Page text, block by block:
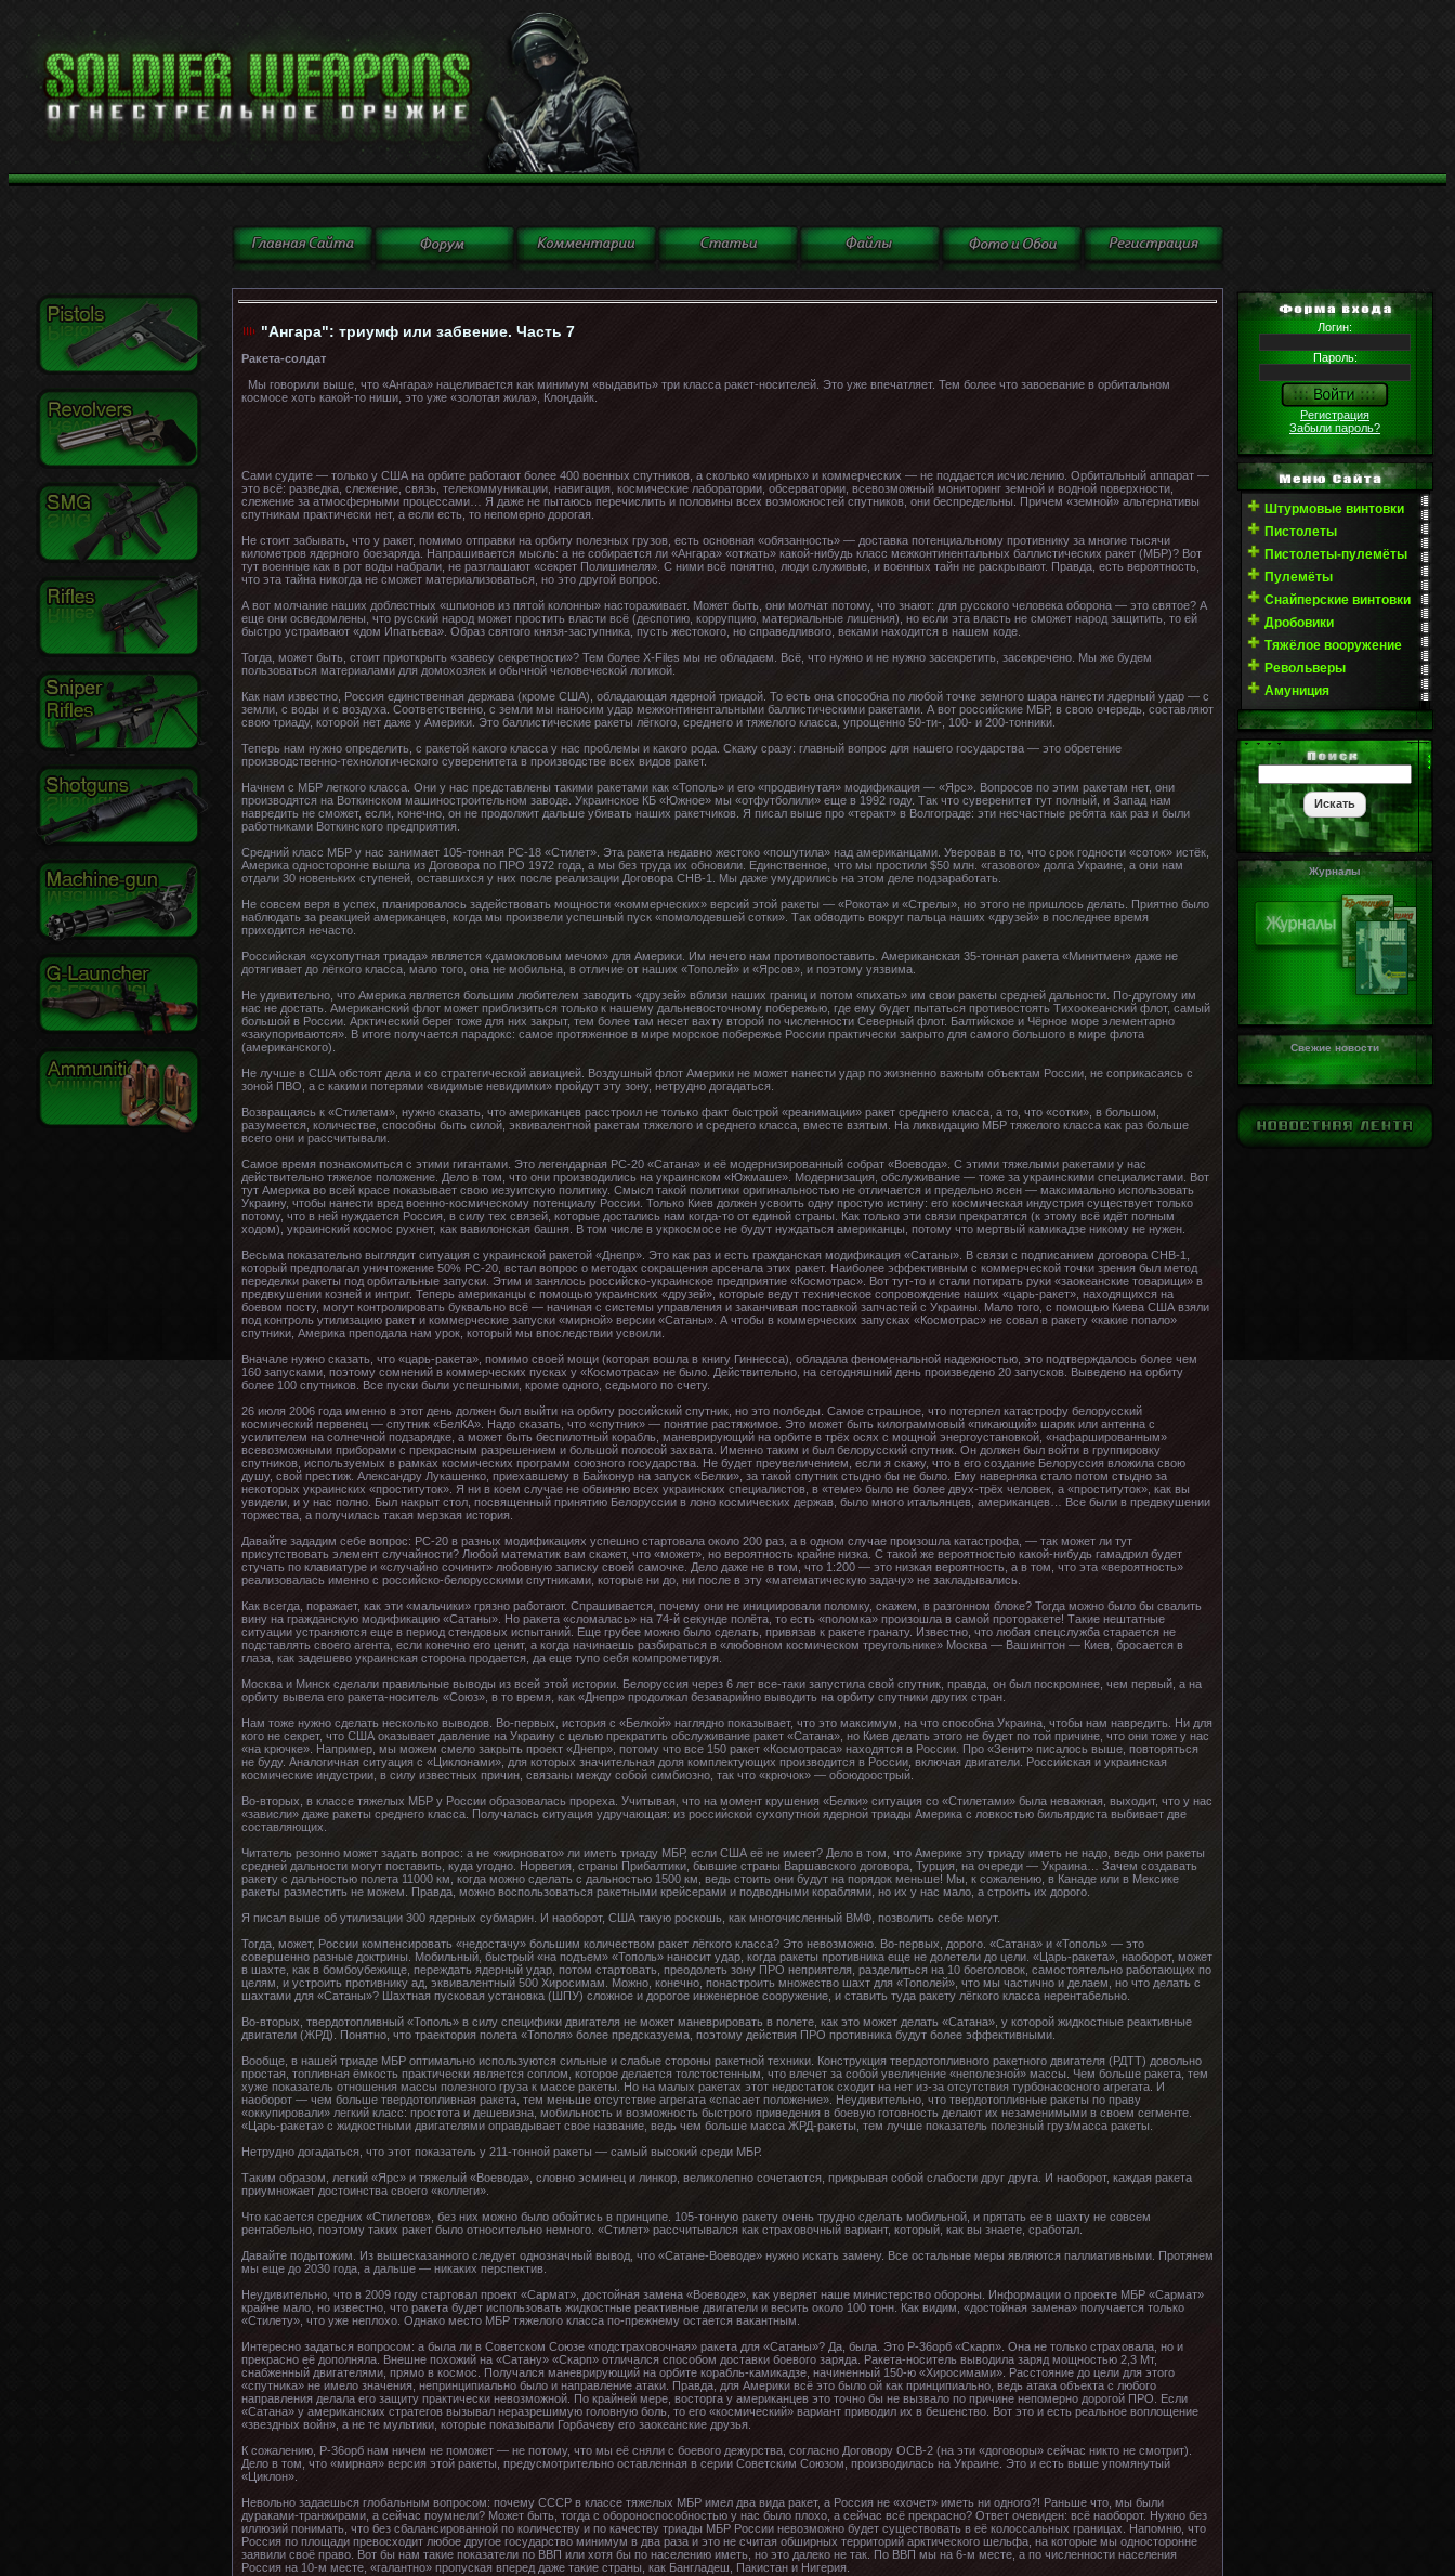
"Ангара": триумф или забвение. Часть 7
Ракета-солдат
Мы говорили выше, что «Ангара» нацеливается как минимум «выдавить» три класса ракет-носителей. Это уже впечатляет. Тем более что завоевание в орбитальном
космосе хоть какой-то ниши, это уже «золотая жила», Клондайк.
Сами судите — только у США на орбите работают более 400 военных спутников, а сколько «мирных» и коммерческих — не поддается исчислению. Орбитальный аппарат —
это всё: разведка, слежение, связь, телекоммуникации, навигация, космические лаборатории, обсерватории, всевозможный мониторинг земной и водной поверхности,
слежение за атмосферными процессами… Я даже не пытаюсь перечислить и половины всех возможностей спутников, они беспредельны. Причем «земной» альтернативы
спутникам практически нет, а если есть, то непомерно дорогая.
Не стоит забывать, что у ракет, помимо отправки на орбиту полезных грузов, есть основная «обязанность» — доставка потенциальному противнику за многие тысячи
километров ядерного боезаряда. Напрашивается мысль: а не собирается ли «Ангара» «отжать» какой-нибудь класс межконтинентальных баллистических ракет (МБР)? Вот
тут военные как в рот воды набрали, не разглашают «секрет Полишинеля». С ними всё понятно, люди служивые, и военных тайн не раскрывают. Правда, есть вероятность,
что эта тайна никогда не сможет материализоваться, но это другой вопрос.
А вот молчание наших доблестных «шпионов из пятой колонны» настораживает. Может быть, они молчат потому, что знают: для русского человека оборона — это святое? А
еще они осведомлены, что русский народ может простить власти всё (деспотию, коррупцию, материальные лишения), но если эта власть не сможет народ защитить, то ей
быстро устраивают «дом Ипатьева». Образ святого князя-заступника, пусть жестокого, но справедливого, веками находится в нашем коде.
Тогда, может быть, стоит приоткрыть «завесу секретности»? Тем более X-Files мы не обладаем. Всё, что нужно и не нужно засекретить, засекречено. Мы же будем
пользоваться материалами для домохозяек и обычной человеческой логикой.
Как нам известно, Россия единственная держава (кроме США), обладающая ядерной триадой. То есть она способна по любой точке земного шара нанести ядерный удар — с
земли, с воды и с воздуха. Соответственно, с земли мы наносим удар межконтинентальными баллистическими ракетами. А вот российские МБР, в свою очередь, составляют
свою триаду, которой нет даже у Америки. Это баллистические ракеты лёгкого, среднего и тяжелого класса, упрощенно 50-ти-, 100- и 200-тонники.
Теперь нам нужно определить, с ракетой какого класса у нас проблемы и какого рода. Скажу сразу: главный вопрос для нашего государства — это обретение
производственно-технологического суверенитета в производстве всех видов ракет.
Начнем с МБР легкого класса. Они у нас представлены такими ракетами как «Тополь» и его «продвинутая» модификация — «Ярс». Вопросов по этим ракетам нет, они
производятся на Воткинском машиностроительном заводе. Украинское КБ «Южное» мы «отфутболили» еще в 1992 году. Так что суверенитет тут полный, и Запад нам
навредить не сможет, если, конечно, он не продолжит дальше убивать наших ракетчиков. Я писал выше про «теракт» в Волгограде: эти несчастные ребята как раз и были
работниками Воткинского предприятия.
Средний класс МБР у нас занимает 105-тонная РС-18 «Стилет». Эта ракета недавно жестоко «пошутила» над американцами. Уверовав в то, что срок годности «соток» истёк,
Америка односторонне вышла из Договора по ПРО 1972 года, а мы без труда их обновили. Единственное, что мы простили $50 млн. «газового» долга Украине, а они нам
отдали 30 новеньких ступеней, оставшихся у них после реализации Договора СНВ-1. Мы даже умудрились на этом деле подзаработать.
Не совсем веря в успех, планировалось задействовать мощности «коммерческих» версий этой ракеты — «Рокота» и «Стрелы», но этого не пришлось делать. Приятно было
наблюдать за реакцией американцев, когда мы произвели успешный пуск «помолодевшей сотки». Так обводить вокруг пальца наших «друзей» в последнее время
приходится нечасто.
Российская «сухопутная триада» является «дамокловым мечом» для Америки. Им нечего нам противопоставить. Американская 35-тонная ракета «Минитмен» даже не
дотягивает до лёгкого класса, мало того, она не мобильна, в отличие от наших «Тополей» и «Ярсов», и поэтому уязвима.
Не удивительно, что Америка является большим любителем заводить «друзей» вблизи наших границ и потом «пихать» им свои ракеты средней дальности. По-другому им
нас не достать. Американский флот может приблизиться только к нашему дальневосточному побережью, где ему будет пытаться противостоять Тихоокеанский флот, самый
большой в России. Арктический берег тоже для них закрыт, тем более там несет вахту второй по численности Северный флот. Балтийское и Чёрное море элементарно
«закупориваются». В итоге получается парадокс: самое протяженное в мире морское побережье России практически закрыто для самого большого в мире флота
(американского).
Не лучше в США обстоят дела и со стратегической авиацией. Воздушный флот Америки не может нанести удар по жизненно важным объектам России, не соприкасаясь с
зоной ПВО, а с какими потерями «видимые невидимки» пройдут эту зону, нетрудно догадаться.
Возвращаясь к «Стилетам», нужно сказать, что американцев расстроил не только факт быстрой «реанимации» ракет среднего класса, а то, что «сотки», в большом,
разумеется, количестве, способны быть силой, эквивалентной ракетам тяжелого и среднего класса, вместе взятым. На ликвидацию МБР тяжелого класса как раз больше
всего они и рассчитывали.
Самое время познакомиться с этими гигантами. Это легендарная РС-20 «Сатана» и её модернизированный собрат «Воевода». С этими тяжелыми ракетами у нас
действительно тяжелое положение. Дело в том, что они производились на украинском «Южмаше». Модернизация, обслуживание — тоже за украинскими специалистами. Вот
тут Америка во всей красе показывает свою иезуитскую политику. Смысл такой политики оригинальностью не отличается и предельно ясен — максимально использовать
Украину, чтобы нанести вред военно-космическому потенциалу России. Только Киев должен усвоить одну простую истину: его космическая индустрия существует только
потому, что в ней нуждается Россия, в силу тех связей, которые достались нам когда-то от единой страны. Как только эти связи прекратятся (к этому всё идёт полным
ходом), украинский космос рухнет, как вавилонская башня. В том числе в укркосмосе не будут нуждаться американцы, потому что мертвый камикадзе никому не нужен.
Весьма показательно выглядит ситуация с украинской ракетой «Днепр». Это как раз и есть гражданская модификация «Сатаны». В связи с подписанием договора СНВ-1,
который предполагал уничтожение 50% РС-20, встал вопрос о методах сокращения арсенала этих ракет. Наиболее эффективным с коммерческой точки зрения был метод
переделки ракеты под орбитальные запуски. Этим и занялось российско-украинское предприятие «Космотрас». Вот тут-то и стали потирать руки «заокеанские товарищи» в
предвкушении козней и интриг. Теперь американцы с помощью украинских «друзей», которые ведут техническое сопровождение наших «царь-ракет», находящихся на
боевом посту, могут контролировать буквально всё — начиная с системы управления и заканчивая поставкой запчастей с Украины. Мало того, с помощью Киева США взяли
под контроль утилизацию ракет и коммерческие запуски «мирной» версии «Сатаны». А чтобы в коммерческих запусках «Космотрас» не совал в ракету «какие попало»
спутники, Америка преподала нам урок, который мы впоследствии усвоили.
Вначале нужно сказать, что «царь-ракета», помимо своей мощи (которая вошла в книгу Гиннесса), обладала феноменальной надежностью, это подтверждалось более чем
160 запусками, поэтому сомнений в коммерческих пусках у «Космотраса» не было. Действительно, на сегодняшний день произведено 20 запусков. Выведено на орбиту
более 100 спутников. Все пуски были успешными, кроме одного, седьмого по счету.
26 июля 2006 года именно в этот день должен был выйти на орбиту российский спутник, но это полбеды. Самое страшное, что потерпел катастрофу белорусский
космический первенец — спутник «БелКА». Надо сказать, что «спутник» — понятие растяжимое. Это может быть килограммовый «пикающий» шарик или антенна с
усилителем на солнечной подзарядке, а может быть беспилотный корабль, маневрирующий на орбите в трёх осях с мощной энергоустановкой, «нафаршированным»
всевозможными приборами с прекрасным разрешением и большой полосой захвата. Именно таким и был белорусский спутник. Он должен был войти в группировку
спутников, используемых в рамках космических программ союзного государства. Не будет преувеличением, если я скажу, что в его создание Белоруссия вложила свою
душу, свой престиж. Александру Лукашенко, приехавшему в Байконур на запуск «Белки», за такой спутник стыдно бы не было. Ему наверняка стало потом стыдно за
некоторых украинских «проституток». Я ни в коем случае не обвиняю всех украинских специалистов, в «теме» было не более двух-трёх человек, а «проституток», как вы
увидели, и у нас полно. Был накрыт стол, посвященный принятию Белоруссии в лоно космических держав, было много итальянцев, американцев… Все были в предвкушении
торжества, а получилась такая мерзкая история.
Давайте зададим себе вопрос: РС-20 в разных модификациях успешно стартовала около 200 раз, а в одном случае произошла катастрофа, — так может ли тут
присутствовать элемент случайности? Любой математик вам скажет, что «может», но вероятность крайне низка. С такой же вероятностью какой-нибудь гамадрил будет
стучать по клавиатуре и «случайно сочинит» любовную записку своей самочке. Дело даже не в том, что 1:200 — это низкая вероятность, а в том, что эта «вероятность»
реализовалась именно с российско-белорусскими спутниками, которые ни до, ни после в эту «математическую задачу» не закладывались.
Как всегда, поражает, как эти «мальчики» грязно работают. Спрашивается, почему они не инициировали поломку, скажем, в разгонном блоке? Тогда можно было бы свалить
вину на гражданскую модификацию «Сатаны». Но ракета «сломалась» на 74-й секунде полёта, то есть «поломка» произошла в самой проторакете! Такие нештатные
ситуации устраняются еще в период стендовых испытаний. Еще грубее можно было сделать, привязав к ракете гранату. Известно, что любая спецслужба старается не
подставлять своего агента, если конечно его ценит, а когда начинаешь разбираться в «любовном космическом треугольнике» Москва — Вашингтон — Киев, бросается в
глаза, как задешево украинская сторона продается, да еще тупо себя компрометируя.
Москва и Минск сделали правильные выводы из всей этой истории. Белоруссия через 6 лет все-таки запустила свой спутник, правда, он был поскромнее, чем первый, а на
орбиту вывела его ракета-носитель «Союз», в то время, как «Днепр» продолжал безаварийно выводить на орбиту спутники других стран.
Нам тоже нужно сделать несколько выводов. Во-первых, история с «Белкой» наглядно показывает, что это максимум, на что способна Украина, чтобы нам навредить. Ни для
кого не секрет, что США оказывает давление на Украину с целью прекратить обслуживание ракет «Сатана», но Киев делать этого не будет по той причине, что они тоже у нас
«на крючке». Например, мы можем смело закрыть проект «Днепр», потому что все 150 ракет «Космотраса» находятся в России. Про «Зенит» писалось выше, повторяться
не буду. Аналогичная ситуация с «Циклонами», для которых значительная доля комплектующих производится в России, включая двигатели. Российская и украинская
космические индустрии, в силу известных причин, связаны между собой симбиозно, так что «крючок» — обоюдоострый.
Во-вторых, в классе тяжелых МБР у России образовалась прореха. Учитывая, что на момент крушения «Белки» ситуация со «Стилетами» была неважная, выходит, что у нас
«зависли» даже ракеты среднего класса. Получалась ситуация удручающая: из российской сухопутной ядерной триады Америка с ловкостью бильярдиста выбивает две
составляющих.
Читатель резонно может задать вопрос: а не «жирновато» ли иметь триаду МБР, если США её не имеет? Дело в том, что Америке эту триаду иметь не надо, ведь они ракеты
средней дальности могут поставить, куда угодно. Норвегия, страны Прибалтики, бывшие страны Варшавского договора, Турция, на очереди — Украина… Зачем создавать
ракету с дальностью полета 11000 км, когда можно сделать с дальностью 1500 км, ведь стоить они будут на порядок меньше! Мы, к сожалению, в Канаде или в Мексике
ракеты разместить не можем. Правда, можно воспользоваться ракетными крейсерами и подводными кораблями, но их у нас мало, а строить их дорого.
Я писал выше об утилизации 300 ядерных субмарин. И наоборот, США такую роскошь, как многочисленный ВМФ, позволить себе могут.
Тогда, может, России компенсировать «недостачу» большим количеством ракет лёгкого класса? Это невозможно. Во-первых, дорого. «Сатана» и «Тополь» — это
совершенно разные доктрины. Мобильный, быстрый «на подъем» «Тополь» наносит удар, когда ракеты противника еще не долетели до цели. «Царь-ракета», наоборот, может
в шахте, как в бомбоубежище, переждать ядерный удар, потом стартовать, преодолеть зону ПРО неприятеля, разделиться на 10 боеголовок, самостоятельно работающих по
целям, и устроить противнику ад, эквивалентный 500 Хиросимам. Можно, конечно, понастроить множество шахт для «Тополей», что мы частично и делаем, но что делать с
шахтами для «Сатаны»? Шахтная пусковая установка (ШПУ) сложное и дорогое инженерное сооружение, и ставить туда ракету лёгкого класса нерентабельно.
Во-вторых, твердотопливный «Тополь» в силу специфики двигателя не может маневрировать в полете, как это может делать «Сатана», у которой жидкостные реактивные
двигатели (ЖРД). Понятно, что траектория полета «Тополя» более предсказуема, поэтому действия ПРО противника будут более эффективными.
Вообще, в нашей триаде МБР оптимально используются сильные и слабые стороны ракетной техники. Конструкция твердотопливного ракетного двигателя (РДТТ) довольно
простая, топливная ёмкость практически является соплом, которое делается толстостенным, что влечет за собой увеличение «неполезной» массы. Чем больше ракета, тем
хуже показатель отношения массы полезного груза к массе ракеты. Но на малых ракетах этот недостаток сходит на нет из-за отсутствия турбонасосного агрегата. И
наоборот — чем больше твердотопливная ракета, тем меньше отсутствие агрегата «спасает положение». Неудивительно, что твердотопливные ракеты по праву
«оккупировали» легкий класс: простота и дешевизна, мобильность и возможность быстрого приведения в боевую готовность делают их незаменимыми в своем сегменте.
«Царь-ракета» с жидкостными двигателями оправдывает свое название, ведь чем больше масса ЖРД-ракеты, тем лучше показатель полезный груз/масса ракеты.
Нетрудно догадаться, что этот показатель у 211-тонной ракеты — самый высокий среди МБР.
Таким образом, легкий «Ярс» и тяжелый «Воевода», словно эсминец и линкор, великолепно сочетаются, прикрывая собой слабости друг друга. И наоборот, каждая ракета
приумножает достоинства своего «коллеги».
Что касается средних «Стилетов», без них можно было обойтись в принципе. 105-тонную ракету очень трудно сделать мобильной, и прятать ее в шахту не совсем
рентабельно, поэтому таких ракет было относительно немного. «Стилет» рассчитывался как страховочный вариант, который, как вы знаете, сработал.
Давайте подытожим. Из вышесказанного следует однозначный вывод, что «Сатане-Воеводе» нужно искать замену. Все остальные меры являются паллиативными. Протянем
мы еще до 2030 года, а дальше — никаких перспектив.
Неудивительно, что в 2009 году стартовал проект «Сармат», достойная замена «Воеводе», как уверяет наше министерство обороны. Информации о проекте МБР «Сармат»
крайне мало, но известно, что ракета будет использовать жидкостные реактивные двигатели и весить около 100 тонн. Как видим, «достойная замена» получается только
«Стилету», что уже неплохо. Однако место МБР тяжелого класса по-прежнему остается вакантным.
Интересно задаться вопросом: а была ли в Советском Союзе «подстраховочная» ракета для «Сатаны»? Да, была. Это Р-36орб «Скарп». Она не только страховала, но и
прекрасно её дополняла. Внешне похожий на «Сатану» «Скарп» отличался способом доставки боевого заряда. Ракета-носитель выводила заряд мощностью 2,3 Мт,
снабженный двигателями, прямо в космос. Получался маневрирующий на орбите корабль-камикадзе, начиненный 150-ю «Хиросимами». Расстояние до цели для этого
«спутника» не имело значения, непринципиально было и направление атаки. Правда, для Америки всё это было ой как принципиально, ведь атака объекта с любого
направления делала его защиту практически невозможной. По крайней мере, восторга у американцев это точно бы не вызвало по причине непомерно дорогой ПРО. Если
«Сатана» у американских стратегов вызывал неразрешимую головную боль, то его «космический» вариант приводил их в бешенство. Вот это и есть реальное воплощение
«звездных войн», а не те мультики, которые показывали Горбачеву его заокеанские друзья.
К сожалению, Р-36орб нам ничем не поможет — не потому, что мы её сняли с боевого дежурства, согласно Договору ОСВ-2 (на эти «договоры» сейчас никто не смотрит).
Дело в том, что «мирная» версия этой ракеты, предусмотрительно оставленная в серии Советским Союзом, производилась на Украине. Это и есть выше упомянутый
«Циклон».
Невольно задаешься глобальным вопросом: почему СССР в классе тяжелых МБР имел два вида ракет, а Россия не «хочет» иметь ни одного?! Раньше что, мы были
дураками-транжирами, а сейчас поумнели? Может быть, тогда с обороноспособностью у нас было плохо, а сейчас всё прекрасно? Ответ очевиден: всё наоборот. Нужно без
иллюзий понимать, что без сбалансированной по количеству и по качеству триады МБР России невозможно будет существовать в её колоссальных границах. Напомню, что
Россия по площади превосходит любое другое государство минимум в два раза и это не считая обширных территорий арктического шельфа, на которые мы односторонне
заявили своё право. Вот бы нам такие показатели по ВВП или хотя бы по населению иметь, но это далеко не так. По ВВП мы на 6-м месте, а по численности населения
Россия на 10-м месте, «галантно» пропуская вперед даже такие страны, как Бангладеш, Пакистан и Нигерия.
Логин:
Пароль:
Регистрация
Забыли пароль?
Штурмовые винтовки
Пистолеты
Пистолеты-пулемёты
Пулемёты
Снайперские винтовки
Дробовики
Тяжёлое вооружение
Револьверы
Амуниция
Журналы
Свежие новости